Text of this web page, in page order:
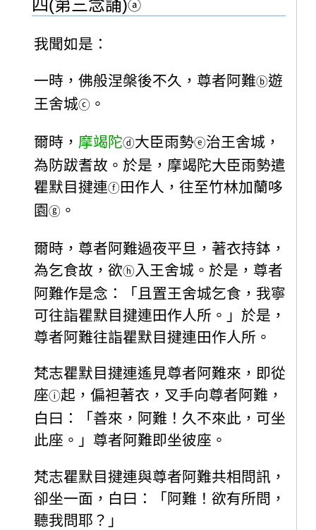
四(第三念誦)ⓐ
我聞如是：
一時，佛般涅槃後不久，尊者阿難ⓑ遊
王舍城ⓒ 。
爾時， 摩竭陀ⓓ大臣雨勢ⓔ治王舍城，
為防跋耆故。於是，摩竭陀大臣雨勢遣
瞿默目揵連ⓕ 田作人，往至竹林加蘭哆
園ⓖ 。
爾時，尊者阿難過夜平旦，著衣持鉢，
為乞食故，欲ⓗ 入王舍城。於是，尊者
阿難作是念：「且置王舍城乞食，我寧
可往詣瞿默目揵連田作人所。」於是，
尊者阿難往詣瞿默目揵連田作人所。
梵志瞿默目揵連遙見尊者阿難來，即從
座ⓘ起，偏袒著衣，叉手向尊者阿難，
白曰：「善來，阿難！久不來此，可坐
此座。」尊者阿難即坐彼座。
梵志瞿默目揵連與尊者阿難共相問訊，
卻坐一面，白曰：「阿難！欲有所問，
聽我問耶？」